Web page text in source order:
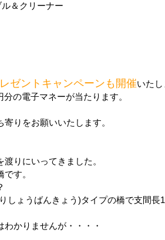
＆クリーナー
ゼントキャンペーンも開催いたし
の電子マネーが当たります。
りをお願いいたします。
りにいってきました。
す。
しょうばんきょう)タイプの橋で支間
かりませんが・・・・